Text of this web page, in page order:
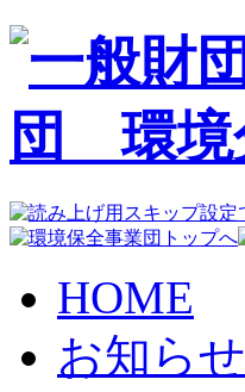
HOME
お知らせ